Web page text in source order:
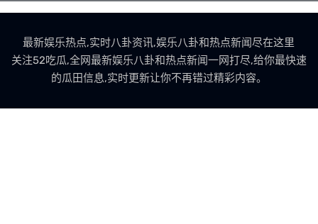
最新娱乐热点,实时八卦资讯,娱乐八卦和热点新闻尽在这里
关注52吃瓜,全网最新娱乐八卦和热点新闻一网打尽,给你最快速
的瓜田信息,实时更新让你不再错过精彩内容。